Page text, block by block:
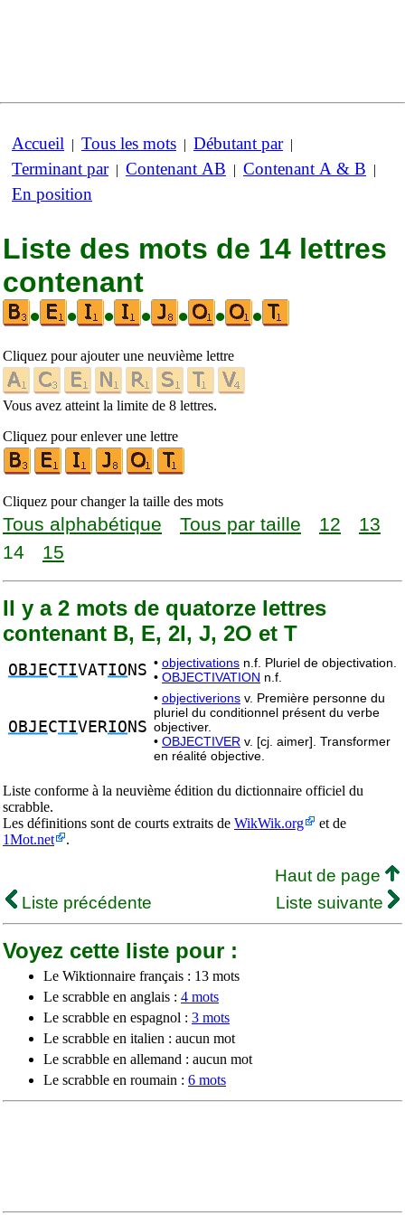
Accueil | Tous les mots | Débutant par|
Terminant par| Contenant AB | Contenant A & B |
En position
Liste des mots de 14 lettres
contenant
•
• • • • • •
Cliquez pour ajouter une neuvième lettre
Vous avez atteint la limite de 8 lettres.
Cliquez pour enlever une lettre
Cliquez pour changer la taille des mots
Tous alphabétique Tous par taille 12
13
14
15
Il y a 2 mots de quatorze lettres
contenant B, E, 2I, J, 2O et T
OBJECTIVATIO NS • objectivations n.f. Pluriel de objectivation.
• OBJECTIVATION n.f.
OBJECTIVERIO NS
• objectiverions v. Première personne du
pluriel du conditionnel présent du verbe
objectiver.
• OBJECTIVER v. [cj. aimer]. Transformer
en réalité objective.
Liste conforme à la neuvième édition du dictionnaire officiel du
scrabble.
Les définitions sont de courts extraits de WikWik.org
et de
1Mot.net
.
Haut de page
Liste précédente
Liste suivante
Voyez cette liste pour :
Le Wiktionnaire français : 13 mots
Le scrabble en anglais : 4 mots
Le scrabble en espagnol : 3 mots
Le scrabble en italien : aucun mot
Le scrabble en allemand : aucun mot
Le scrabble en roumain : 6 mots